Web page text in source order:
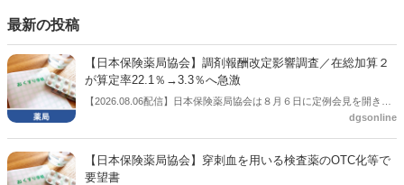
最新の投稿
【日本保険薬局協会】調剤報酬改定影響調査／在総加算２
が算定率22.1％→3.3％へ急激
【2026.08.06配信】日本保険薬局協会は８月６日に定例会見を開き、
「令和８年度調剤報酬改定に係る保険薬局への影響」の調査結果を公
3.3％へ大きく低下した。
dgsonline
【日本保険薬局協会】穿刺血を用いる検査薬のOTC化等で
要望書